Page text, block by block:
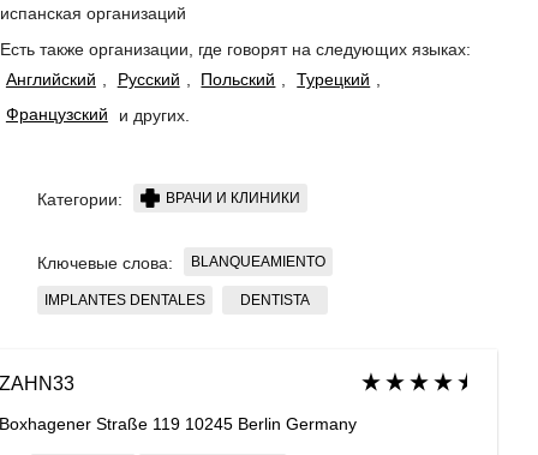
испанская организаций
Есть также организации, где говорят на следующих языках:
Английский
Русский Польский Турецкий
Французский
и других.
Категории: ВРАЧИ И КЛИНИКИ
Ключевые слова: BLANQUEAMIENTO
IMPLANTES DENTALES DENTISTA
ZAHN33
Boxhagener Straße 119 10245 Berlin Germany